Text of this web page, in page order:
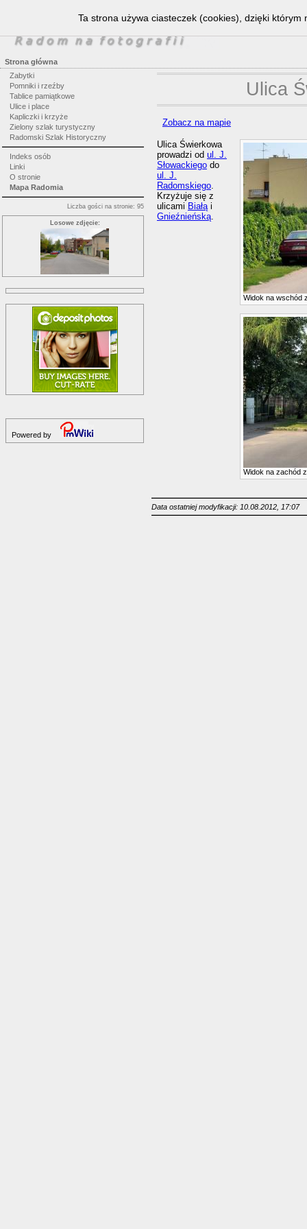
Strona główna
Zabytki
Pomniki i rzeźby
Tablice pamiątkowe
Ulice i place
Kapliczki i krzyże
Zielony szlak turystyczny
Radomski Szlak Historyczny
Indeks osób
Linki
O stronie
Mapa Radomia
Liczba gości na stronie: 95
Losowe zdjęcie:
Powered by
Ulica
Zobacz na mapie
Widok na wschód
Widok na zachód
Ulica Świerkowa
prowadzi od ul. J.
Słowackiegodo
ul. J.
Radomskiego.
Krzyżuje się z
ulicami Białąi
Gnieźnieńską.
Data ostatniej modyfikacji: 10.08.2012, 17:07
Ta strona używa ciasteczek (cookies), dzięki którym